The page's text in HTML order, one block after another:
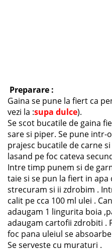
Preparare :
Gaina se pune la fiert ca
vezi la :supa dulce).
Se scot bucatile de gaina
sare si piper. Se pune intr-
prajesc bucatile de carne
lasand pe foc cateva
Intre timp punem si de
taie si se pun la fiert in apa
strecuram si ii zdrobim .
calit pe cca 100 ml ulei .
adaugam 1 lingurita boia
adaugam cartofii zdrobiti .
foc pana uleiul se
Se serveste cu muraturi .